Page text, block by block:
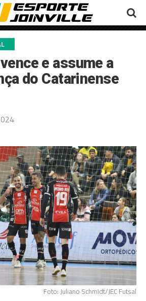
e assume a
do Catarinense
Foto: Juliano Schmidt/JEC Futsal